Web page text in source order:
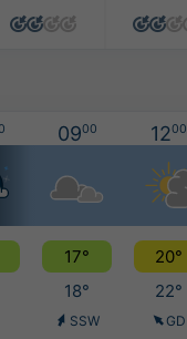
0900 1200
17° 20°
18° 22°
SSW GD